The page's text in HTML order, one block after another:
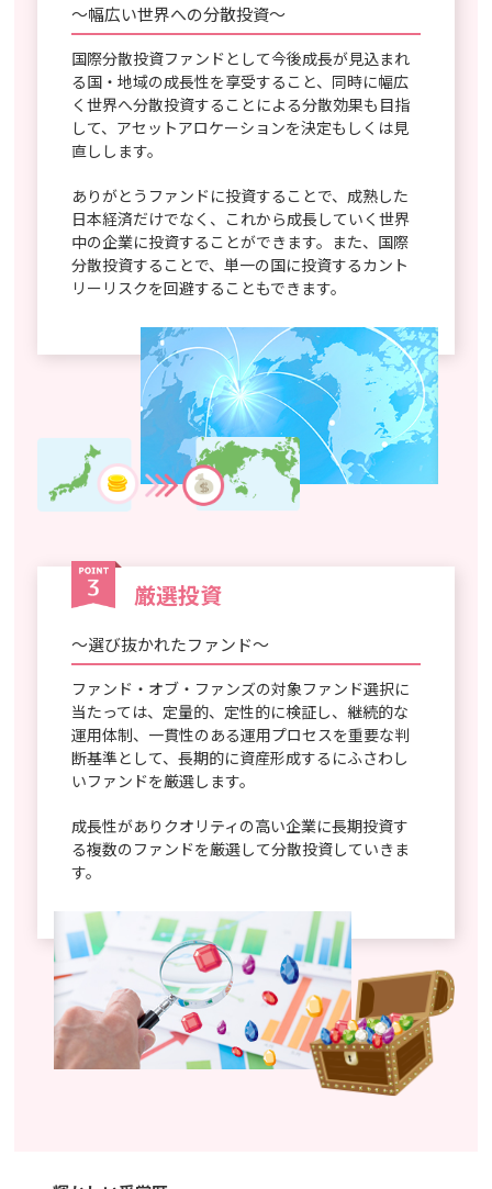
～幅広い世界への分散投資～
国際分散投資ファンドとして今後成長が見込まれ
る国・地域の成長性を享受すること、同時に幅広
く世界へ分散投資することによる分散効果も目指
して、アセットアロケーションを決定もしくは見
直しします。
ありがとうファンドに投資することで、成熟した
日本経済だけでなく、これから成長していく世界
中の企業に投資することができます。また、国際
分散投資することで、単一の国に投資するカント
リーリスクを回避することもできます。
厳選投資
～選び抜かれたファンド～
ファンド・オブ・ファンズの対象ファンド選択に
当たっては、定量的、定性的に検証し、継続的な
運用体制、一貫性のある運用プロセスを重要な判
断基準として、長期的に資産形成するにふさわし
いファンドを厳選します。
成長性がありクオリティの高い企業に長期投資す
る複数のファンドを厳選して分散投資していきま
す。